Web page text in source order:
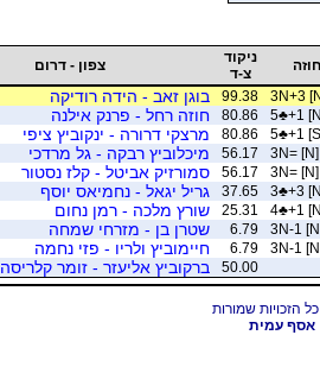
חוזה
ניקוד
צ-ד
צפון - דרום
3N+3
99.38 בוגן זאב - הידה רודיקה
5♣+1
80.86 חוזה רחל - פרנק אילנה
5♣+1
80.86 מרצקי דרורה - ינקוביץ ציפי
3N= [N]
56.17 מיכלוביץ רבקה - גל מרדכי
3N= [N]
56.17 סמורזיק אביטל - קלז נסטור
3♣+3
37.65 גריל יגאל - נחמיאס יוסף
4♣+1
25.31 שורץ מלכה - רמן נחום
3N-1
6.79 שטרן בן - מזרחי שמחה
3N-1
6.79 חיימוביץ ולריו - פזי נחמה
50.00 ברקוביץ אליעזר - זומר קלריסה
אסף עמית